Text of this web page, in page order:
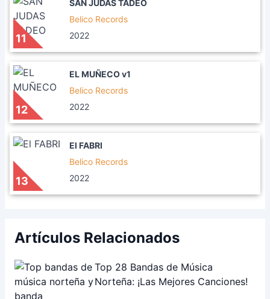
11
SAN JUDAS TADEO
Belico Records
2022
12
EL MUÑECO v1
Belico Records
2022
13
El FABRI
Belico Records
2022
Artículos Relacionados
Top 28 Bandas de Música
Norteña: ¡Las Mejores Canciones!